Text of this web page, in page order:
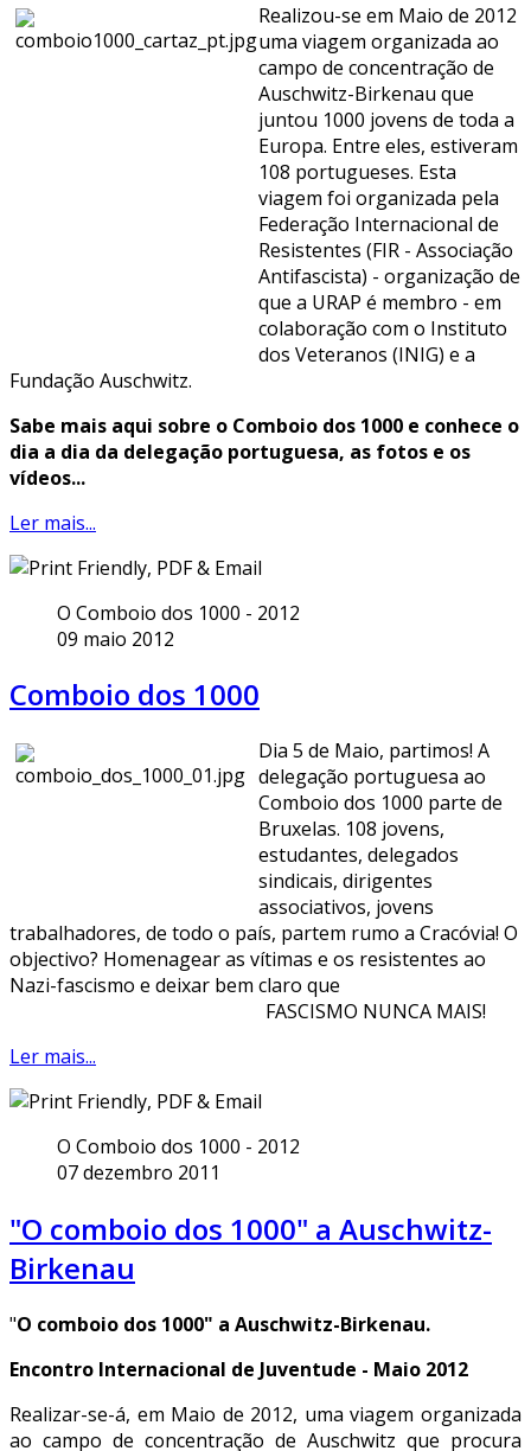
Realizou-se em Maio de 2012
uma viagem organizada ao
campo de concentração de
Auschwitz-Birkenau que
juntou 1000 jovens de toda a
Europa. Entre eles, estiveram
108 portugueses. Esta
viagem foi organizada pela
Federação Internacional de
Resistentes (FIR - Associação
Antifascista) - organização de
que a URAP é membro - em
colaboração com o Instituto
dos Veteranos (INIG) e a
Fundação Auschwitz.
Sabe mais aqui sobre o Comboio dos 1000 e conhece o
dia a dia da delegação portuguesa, as fotos e os
vídeos...
Ler mais...
O Comboio dos 1000 - 2012
09 maio 2012
Comboio dos 1000
Dia 5 de Maio, partimos! A
delegação portuguesa ao
Comboio dos 1000 parte de
Bruxelas. 108 jovens,
estudantes, delegados
sindicais, dirigentes
associativos, jovens
trabalhadores, de todo o país, partem rumo a Cracóvia! O
objectivo? Homenagear as vítimas e os resistentes ao
Nazi-fascismo e deixar bem claro que
FASCISMO NUNCA MAIS!
Ler mais...
O Comboio dos 1000 - 2012
07 dezembro 2011
"O comboio dos 1000" a Auschwitz-
Birkenau
"O comboio dos 1000" a Auschwitz-Birkenau.
Encontro Internacional de Juventude - Maio 2012
Realizar-se-á, em Maio de 2012, uma viagem organizada
ao campo de concentração de Auschwitz que procura